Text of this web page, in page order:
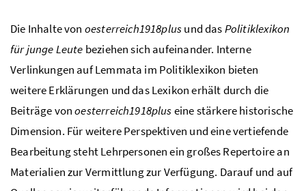
Die Inhalte von oesterreich1918plusund dasPolitiklexikon
für junge Leute beziehen sich aufeinander. Interne
Verlinkungen auf Lemmata im Politiklexikon bieten
weitere Erklärungen und das Lexikon erhält durch die
Beiträge vonoesterreich1918pluseine stärkere historische
Dimension. Für weitere Perspektiven und eine vertiefende
Bearbeitung steht Lehrpersonen ein großes Repertoire an
Materialien zur Vermittlung zur Verfügung. Darauf und auf